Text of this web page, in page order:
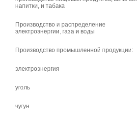
напитки, и табака
Производство и распределение
электроэнергии, газа и воды
Производство промышленной продукции:
электроэнергия
уголь
чугун